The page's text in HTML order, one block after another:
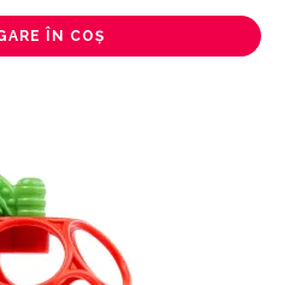
ÎN COȘ